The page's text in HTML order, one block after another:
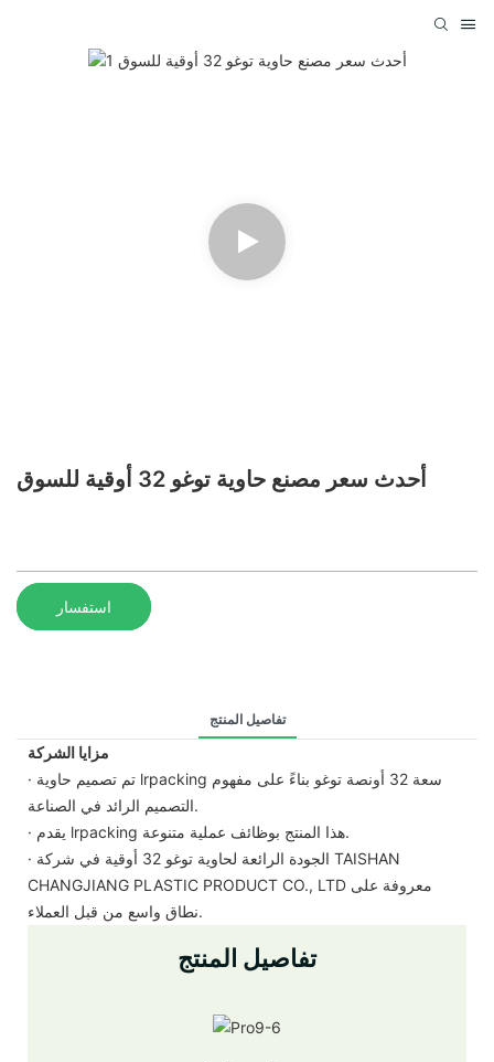
أحدث سعر مصنع حاوية توغو 32 أوقية للسوق
استفسار
تفاصيل المنتج
مزايا الشركة
· تم تصميم حاوية lrpacking سعة 32 أونصة توغو بناءً على مفهوم
التصميم الرائد في الصناعة.
· يقدم lrpacking هذا المنتج بوظائف عملية متنوعة.
· الجودة الرائعة لحاوية توغو 32 أوقية في شركة TAISHAN
CHANGJIANG PLASTIC PRODUCT CO., LTD معروفة على
نطاق واسع من قبل العملاء.
تفاصيل المنتج